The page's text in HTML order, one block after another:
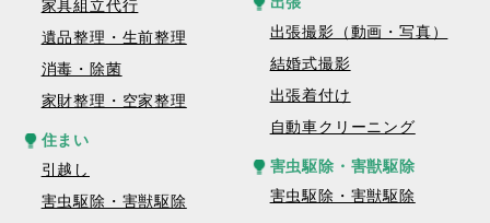
家具組立代行
遺品整理・生前整理
消毒・除菌
家財整理・空家整理
住まい
引越し
害虫駆除・害獣駆除
出張撮影（動画・写真）
結婚式撮影
出張着付け
自動車クリーニング
害虫駆除・害獣駆除
害虫駆除・害獣駆除